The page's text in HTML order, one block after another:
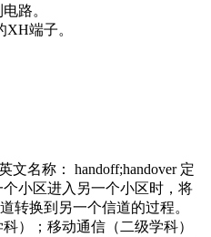
路。
端子。
文名称： handoff;handover 定
小区进入另一个小区时，将
转换到另一个信道的过程。
）；移动通信（二级学科）